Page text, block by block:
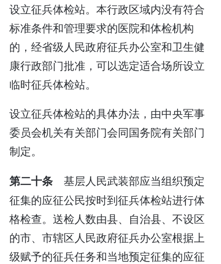
设立征兵体检站。本行政区域内没有符合
标准条件和管理要求的医院和体检机构
的，经省级人民政府征兵办公室和卫生健
康行政部门批准，可以选定适合场所设立
临时征兵体检站。
设立征兵体检站的具体办法，由中央军事
委员会机关有关部门会同国务院有关部门
制定。
第二十条 基层人民武装部应当组织预定
征集的应征公民按时到征兵体检站进行体
格检查。送检人数由县、自治县、不设区
的市、市辖区人民政府征兵办公室根据上
级赋予的征兵任务和当地预定征集的应征